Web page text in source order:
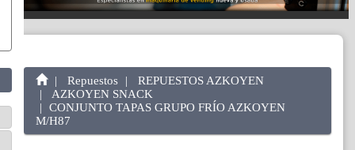
Repuestos
REPUESTOS AZKOYEN
AZKOYEN SNACK
CONJUNTO TAPAS GRUPO FRÍO AZKOYEN
M/H87